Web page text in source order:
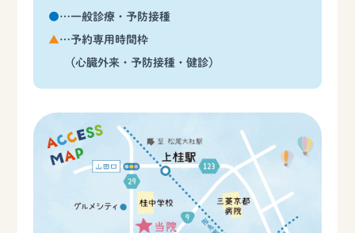
●…一般診療・予防接種
▲ …予約専用時間枠
(心臓外来・予防接種・健診)